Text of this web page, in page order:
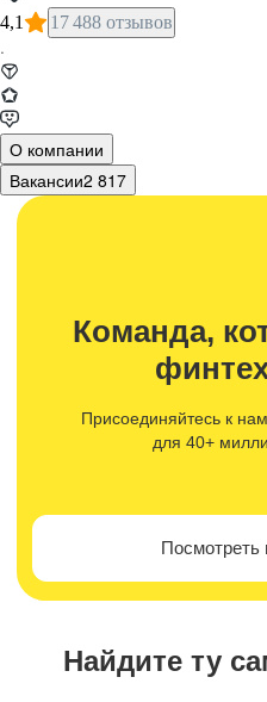
4,1 17 488 отзывов
·
О компании
Вакансии2 817
Команда,
Присоединяйтесь к
для 40+
Посмотреть
Найдите ту